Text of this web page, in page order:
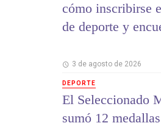
cómo inscribirse
de deporte y
3 de agosto de 2026
DEPORTE
El Seleccionado
sumó 12